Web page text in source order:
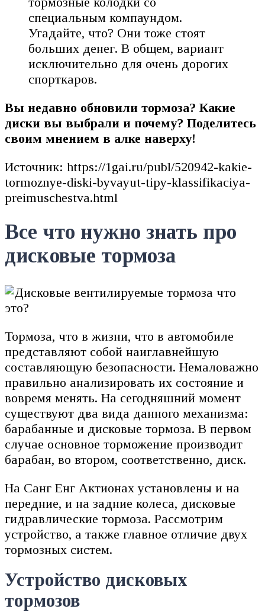
специальным компаундом.
Угадайте, что? Они тоже стоят
больших денег. В общем, вариант
исключительно для очень дорогих
спорткаров.
Вы недавно обновили тормоза? Какие
диски вы выбрали и почему? Поделитесь
своим мнением в алке наверху!
Источник: https://1gai.ru/publ/520942-kakie-
tormoznye-diski-byvayut-tipy-klassifikaciya-
preimuschestva.html
Все что нужно знать про
дисковые тормоза
Тормоза, что в жизни, что в автомобиле
представляют собой наиглавнейшую
составляющую безопасности. Немаловажно
правильно анализировать их состояние и
вовремя менять. На сегодняшний момент
существуют два вида данного механизма:
барабанные и дисковые тормоза. В первом
случае основное торможение производит
барабан, во втором, соответственно, диск.
На Санг Енг Актионах установлены и на
передние, и на задние колеса, дисковые
гидравлические тормоза. Рассмотрим
устройство, а также главное отличие двух
тормозных систем.
Устройство дисковых
тормозов